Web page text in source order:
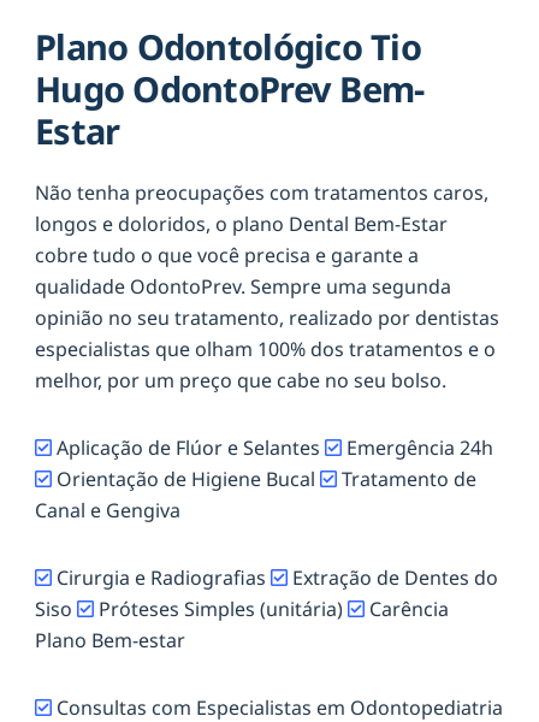
Plano Odontológico Tio
Hugo OdontoPrev Bem-
Estar
Não tenha preocupações com tratamentos caros,
longos e doloridos, o plano Dental Bem-Estar
cobre tudo o que você precisa e garante a
qualidade OdontoPrev. Sempre uma segunda
opinião no seu tratamento, realizado por dentistas
especialistas que olham 100% dos tratamentos e o
melhor, por um preço que cabe no seu bolso.
Aplicação de Flúor e Selantes
Emergência 24h
Orientação de Higiene Bucal
Tratamento de
Canal e Gengiva
Cirurgia e Radiografias
Extração de Dentes do
Siso
Próteses Simples (unitária)
Carência
Plano Bem-estar
Consultas com Especialistas em Odontopediatria